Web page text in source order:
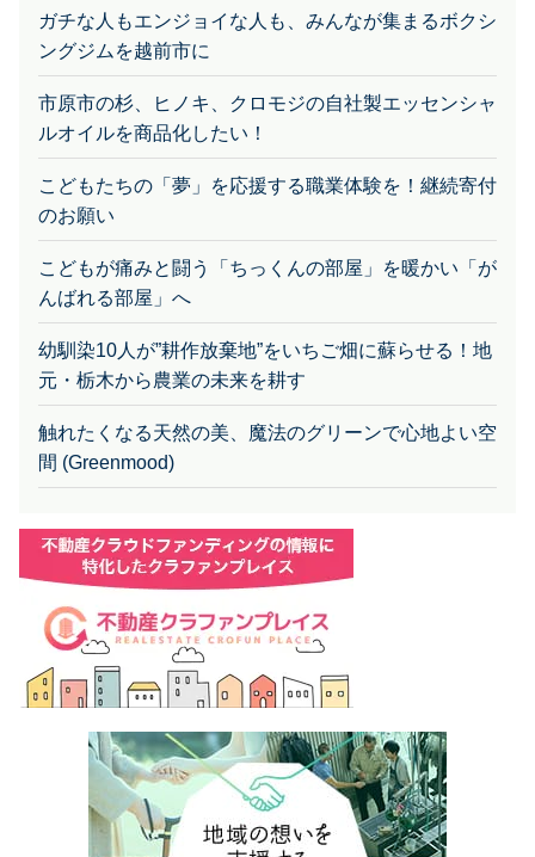
ガチな人もエンジョイな人も、みんなが集まるボクシ
ングジムを越前市に
市原市の杉、ヒノキ、クロモジの自社製エッセンシャ
ルオイルを商品化したい！
こどもたちの「夢」を応援する職業体験を！継続寄付
のお願い
こどもが痛みと闘う「ちっくんの部屋」を暖かい「が
んばれる部屋」へ
幼馴染10人が”耕作放棄地”をいちご畑に蘇らせる！地
元・栃木から農業の未来を耕す
触れたくなる天然の美、魔法のグリーンで心地よい空
間 (Greenmood)